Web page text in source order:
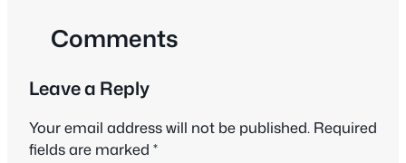
Comments
Leave a Reply
Your email address will not be published. Required
fields are marked *